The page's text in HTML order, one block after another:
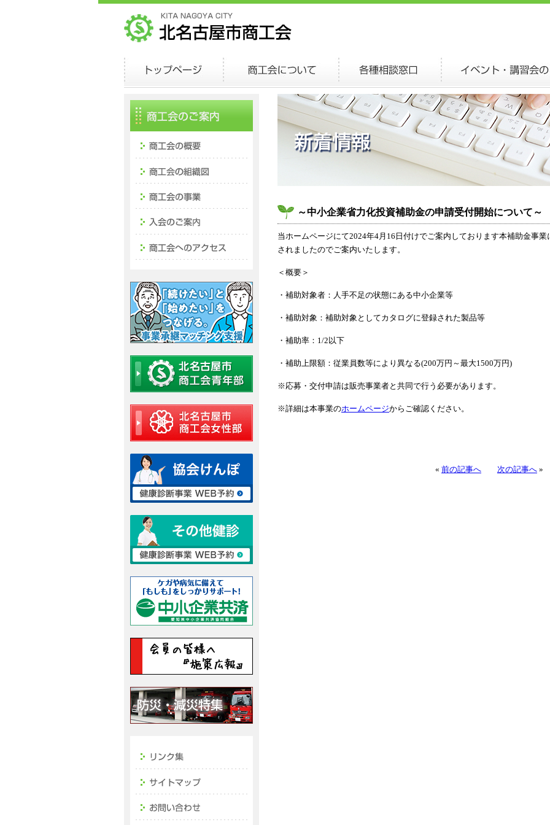
～中小企業省力化投資補助金の申請受付開始について～
当ホームページにて2024年4月16日付けでご案内しております本補助金事
されましたのでご案内いたします。
＜概要＞
・補助対象者：人手不足の状態にある中小企業等
・補助対象：補助対象としてカタログに登録された製品等
・補助率：1/2以下
・補助上限額：従業員数等により異なる(200万円～最大1500万円)
※応募・交付申請は販売事業者と共同で行う必要があります。
※詳細は本事業のホームページからご確認ください。
« 前の記事へ 次の記事へ »